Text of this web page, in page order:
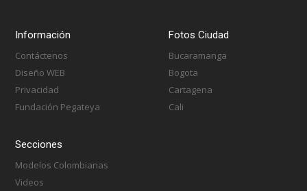
Información
Contáctenos
Diseño WEB
Privacidad
Fundación Pegateya
Fotos Ciudad
Bucaramanga
Bogota
Cartagena
Cali
Secciones
Modelos Colombianas
Videos